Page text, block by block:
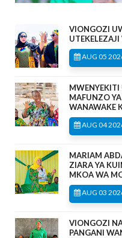
VIONGOZI
AUG 05
MAFUNZO
WANAWAKE
AUG 04
MARIAM
ZIARA YA
MKOA WA
AUG 03
VIONGOZI
PANGANI